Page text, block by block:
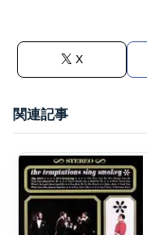
X
関連記事